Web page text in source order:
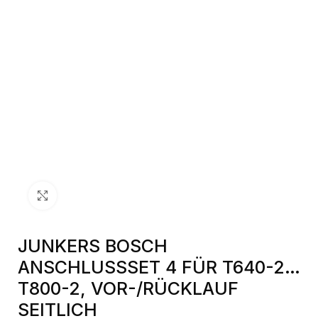
JUNKERS BOSCH
ANSCHLUSSSET 4 FÜR T640-2…
T800-2, VOR-/RÜCKLAUF
SEITLICH